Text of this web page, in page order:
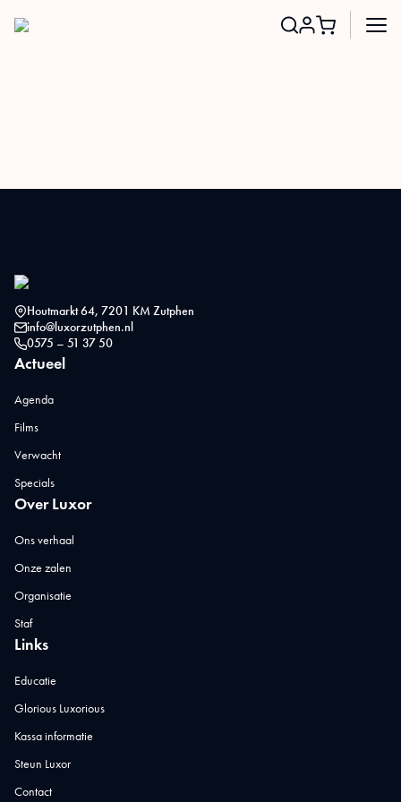
Houtmarkt 64, 7201 KM Zutphen
info@luxorzutphen.nl
0575 – 51 37 50
Actueel
Agenda
Films
Verwacht
Specials
Over Luxor
Ons verhaal
Onze zalen
Organisatie
Staf
Links
Educatie
Glorious Luxorious
Kassa informatie
Steun Luxor
Contact